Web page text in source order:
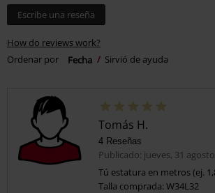
Escribe una reseña
How do reviews work?
Ordenar por
Fecha Sirvió de ayuda
Tomás H.
4 Reseñas
Publicado: jueves, 31
Tú estatura en metros (ej.
Talla comprada: W34L32